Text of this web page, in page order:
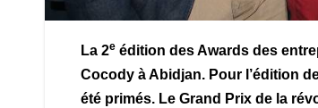
La 2e édition des Awards des
Cocody à Abidjan. Pour l’édition
été primés. Le Grand Prix de la